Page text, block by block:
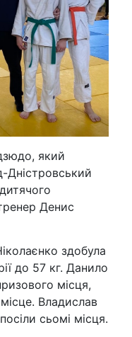
який
Дністровський
Денис
здобула
до 57 кг. Данило
місця,
Владислав
сьомі місця.